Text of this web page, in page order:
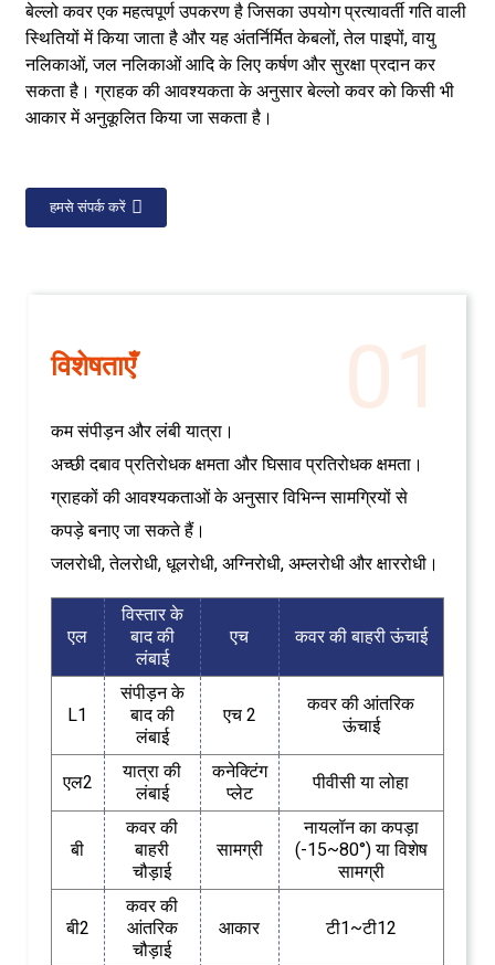
बेल्लो कवर एक महत्वपूर्ण उपकरण है जिसका उपयोग प्रत्यावर्ती गति वाली
स्थितियों में किया जाता है और यह अंतर्निर्मित केबलों, तेल पाइपों, वायु
नलिकाओं, जल नलिकाओं आदि के लिए कर्षण और सुरक्षा प्रदान कर
सकता है। ग्राहक की आवश्यकता के अनुसार बेल्लो कवर को किसी भी
आकार में अनुकूलित किया जा सकता है।
हमसे संपर्क करें
01
विशेषताएँ
कम संपीड़न और लंबी यात्रा।
अच्छी दबाव प्रतिरोधक क्षमता और घिसाव प्रतिरोधक क्षमता।
ग्राहकों की आवश्यकताओं के अनुसार विभिन्न सामग्रियों से
कपड़े बनाए जा सकते हैं।
जलरोधी, तेलरोधी, धूलरोधी, अग्निरोधी, अम्लरोधी और क्षाररोधी।
एल
विस्तार के
बाद की
लंबाई
एच कवर की बाहरी ऊंचाई
L1
संपीड़न के
बाद की
लंबाई
एच 2
कवर की आंतरिक
ऊंचाई
एल2
यात्रा की
लंबाई
कनेक्टिंग
प्लेट
पीवीसी या लोहा
बी
कवर की
बाहरी
चौड़ाई
सामग्री
नायलॉन का कपड़ा
(-15~80°) या विशेष
सामग्री
बी2
कवर की
आंतरिक
चौड़ाई
आकार टी1~टी12